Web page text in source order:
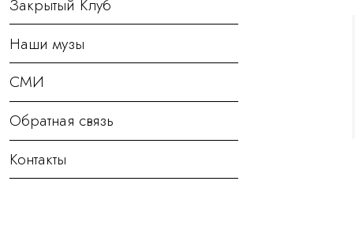
Закрытый Клуб
Наши музы
СМИ
Обратная связь
Контакты